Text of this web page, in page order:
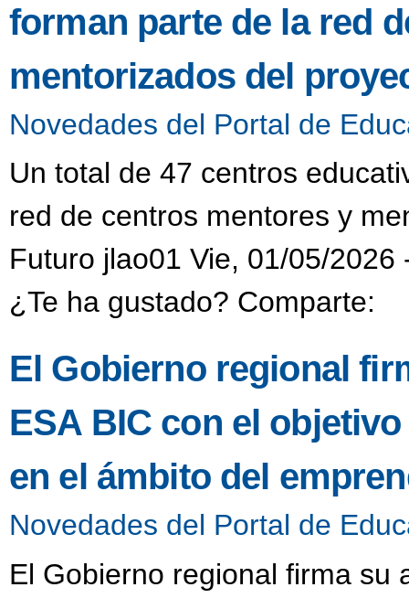
forman parte de la red
mentorizados del
Novedades del Portal de
Un total de 47 centros
red de centros mentores y
Futuro jlao01 Vie, 01/05/2026
¿Te ha gustado? Comparte:
El Gobierno regional
ESA BIC con el
en el ámbito del
Novedades del Portal de
El Gobierno regional firma su